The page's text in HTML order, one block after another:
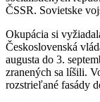
ČSSR. Sovietske
Okupácia si
Československá
augusta do 3.
zranených sa líšili.
rozstrieľané fasády